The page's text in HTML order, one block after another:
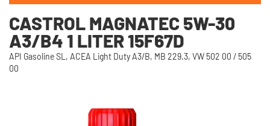
CASTROL MAGNATEC 5W-30
A3/B4 1 LITER 15F67D
API Gasoline SL, ACEA Light Duty A3/B, MB 229.3, VW 502 00 / 505
00